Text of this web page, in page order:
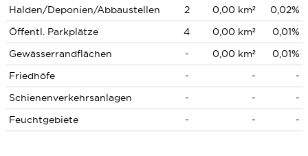
Halden/Deponien/Abbaustellen
2 0,00 km²
0,02%
Öffentl. Parkplätze
4 0,00 km²
0,01%
Gewässerrandflächen
- 0,00 km²
0,01%
Friedhöfe
- -
-
Schienenverkehrsanlagen
- -
-
Feuchtgebiete
- - -